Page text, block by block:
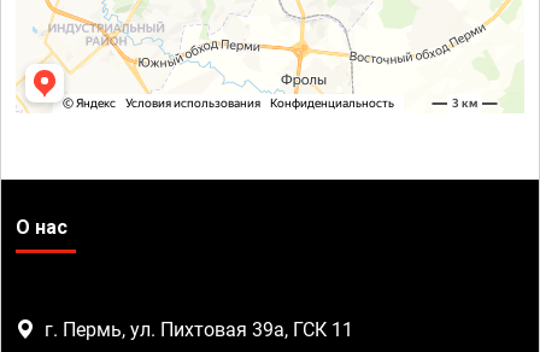
О нас
г. Пермь, ул. Пихтовая 39а, ГСК 11